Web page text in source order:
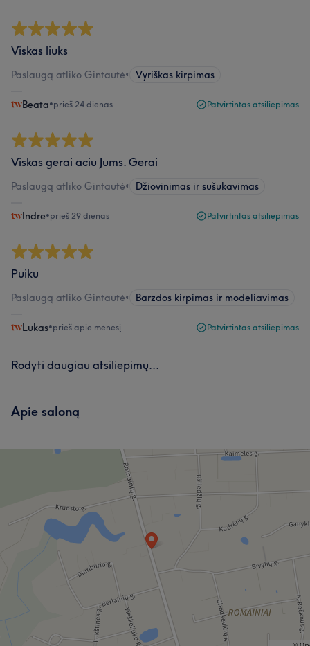
Viskas liuks
Paslaugą atliko Gintautė• Vyriškas kirpimas
Beata•prieš 24 dienas Patvirtintas atsiliepimas
Viskas gerai aciu Jums. Gerai
Paslaugą atliko Gintautė• Džiovinimas ir sušukavimas
Indre•prieš 29 dienas Patvirtintas atsiliepimas
Puiku
Paslaugą atliko Gintautė• Barzdos kirpimas ir modeliavimas
Lukas•prieš apie mėnesį Patvirtintas atsiliepimas
Rodyti daugiau atsiliepimų...
Apie saloną